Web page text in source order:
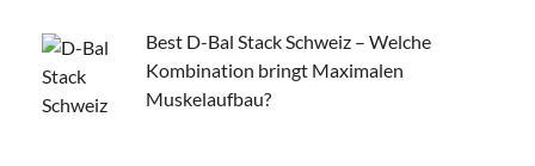
Best D-Bal Stack Schweiz – Welche
Kombination bringt Maximalen
Muskelaufbau?